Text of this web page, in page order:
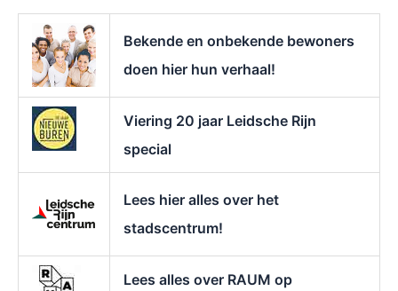
Bekende en onbekende bewoners
doen hier hun verhaal!
Viering 20 jaar Leidsche Rijn
special
Lees hier alles over het
stadscentrum!
Lees alles over RAUM op